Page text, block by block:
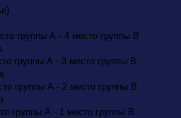
группы А - 4 место группы В
группы А - 3 место группы В
группы А - 2 место группы В
группы А - 1 место группы В